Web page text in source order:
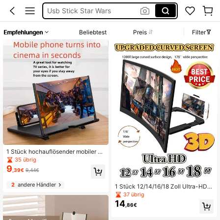
Portable Screen
Handy Vergrößerung
Empfehlungen Beliebtest Preis Filter
1 Stück hochauflösender mobiler Bil
dschirm-Vergrößerer mit faltbarem
Ständer - 10/12 Zoll Desktop-Video
bildschirm-Vergrößerer (Teilen Sie d
e geben Sie eine gute Bewertung a
35 übrig
9 ,39€ 9,44€
2andere Händler
1 Stück 12/14/16/18 Zoll Ultra-HD S
martphone Bildschirm Vergrößerer,
Upgrade 3D gebogener Bildschirm,
faltbar & teleskopisch, Smartphone
37 übrig
14 ,86€